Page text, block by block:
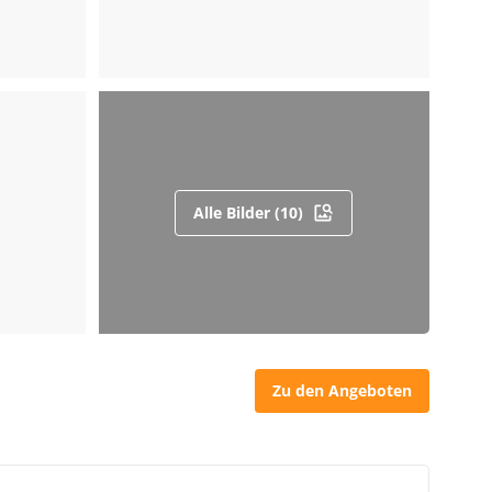
Alle Bilder (10)
Zu den Angeboten